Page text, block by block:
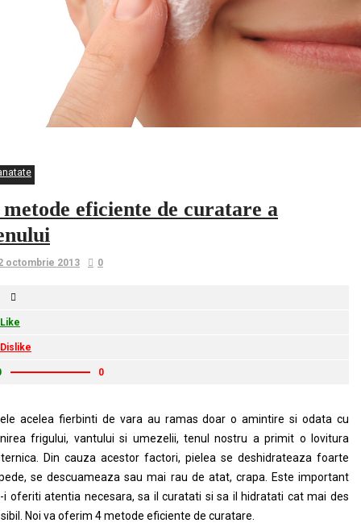
metode eficiente de curatare a
octombrie 2013 0
Like
Dislike
0
acelea fierbinti de vara au ramas doar o amintire si odata cu
frigului, vantului si umezelii, tenul nostru a primit o lovitura
Din cauza acestor factori, pielea se deshidrateaza foarte
se descuameaza sau mai rau de atat, crapa. Este important
i oferiti atentia necesara, sa il curatati si sa il hidratati cat mai des
Noi va oferim 4 metode eficiente de curatare.